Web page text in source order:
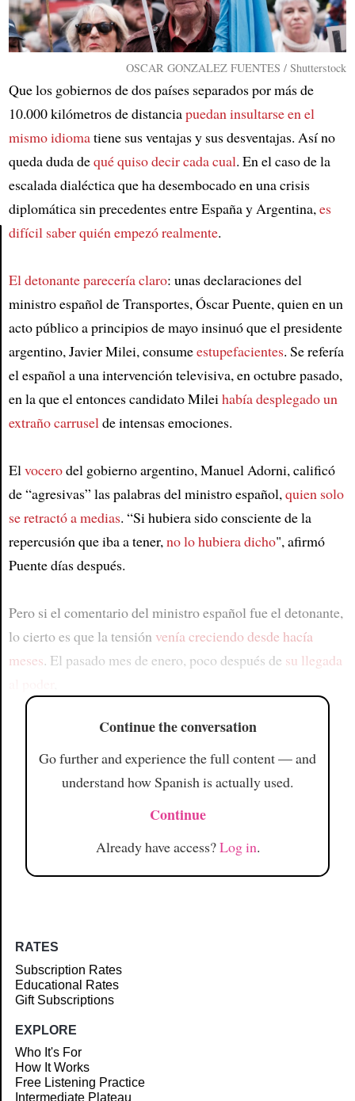
OSCAR GONZALEZ FUENTES / Shutterstock
Que los gobiernos de dos países separados por más de
10.000 kilómetros de distanciapuedan insultarse en el
mismo idiomatiene sus ventajas y sus desventajas. Así no
queda duda dequé quiso decir cada cual. En el caso de la
escalada dialéctica que ha desembocado en una crisis
diplomática sin precedentes entre España y Argentina,es
difícil saber quién empezó realmente.
El detonante parecería claro: unas declaraciones del
ministro español de Transportes, Óscar Puente, quien en un
acto público a principios de mayo insinuó que el presidente
argentino, Javier Milei, consumeestupefacientes. Se refería
el español a una intervención televisiva, en octubre pasado,
en la que el entonces candidato Mileihabía desplegado un
extraño carruselde intensas emociones.
Elvocerodel gobierno argentino, Manuel Adorni, calificó
de “agresivas” las palabras del ministro español,quien solo
se retractó a medias. “Si hubiera sido consciente de la
repercusión que iba a tener,no lo hubiera dicho", afirmó
Puente días después.
Pero si el comentario del ministro español fue el detonante,
lo cierto es que la tensión venía creciendo desde hacía
meses. El pasado mes de enero, poco después de su llegada
Continue the conversation
Go further and experience the full content — and
understand how Spanish is actually used.
Continue
Already have access?Log in.
RATES
Subscription Rates
Educational Rates
Gift Subscriptions
EXPLORE
Who It's For
How It Works
Free Listening Practice
Intermediate Plateau